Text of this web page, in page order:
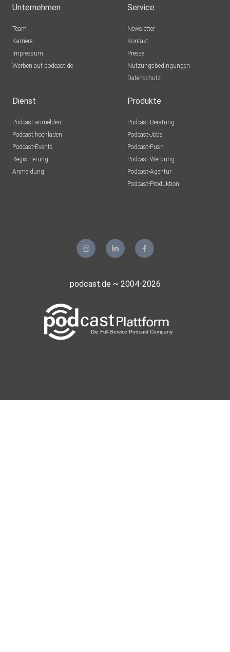
Unternehmen
Team
Karriere
Impressum
Werben auf podcast.de
Service
Newsletter
Kontakt
Presse
Nutzungsbedingungen
Datenschutz
Dienst
Podcast anmelden
Podcast hochladen
Podcast-Events
Registrierung
Anmeldung
Produkte
Podcast-Beratung
Podcast-Jobs
Podcast-Push
Podcast-Werbung
Podcast-Agentur
Podcast-Produktion
podcast.de ~ 2004-2026